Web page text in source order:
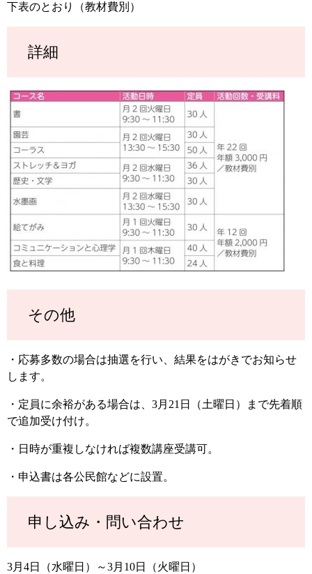
下表のとおり（教材費別）
詳細
その他
・応募多数の場合は抽選を行い、結果をはがきでお知らせ
します。
・定員に余裕がある場合は、3月21日（土曜日）まで先着順
で追加受け付け。
・日時が重複しなければ複数講座受講可。
・申込書は各公民館などに設置。
申し込み・問い合わせ
3月4日（水曜日）～3月10日（火曜日）